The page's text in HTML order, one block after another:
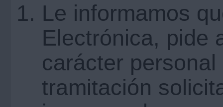
Le informamos
Electrónica, pide
carácter
tramitación